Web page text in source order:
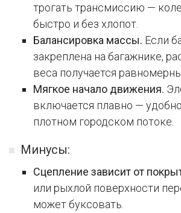
трогать трансмиссию —
быстро и без хлопот.
Балансировка массы. Если
закреплена на багажнике,
веса получается
Мягкое начало движения.
включается плавно —
плотном городском потоке.
Минусы:
Сцепление зависит от
или рыхлой поверхности
может буксовать.